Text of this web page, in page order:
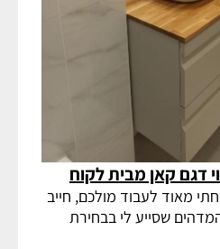
דגם קאן מבית לקוח
מאוד לעבוד מולכם, חייב
שסייע לי בבחירת